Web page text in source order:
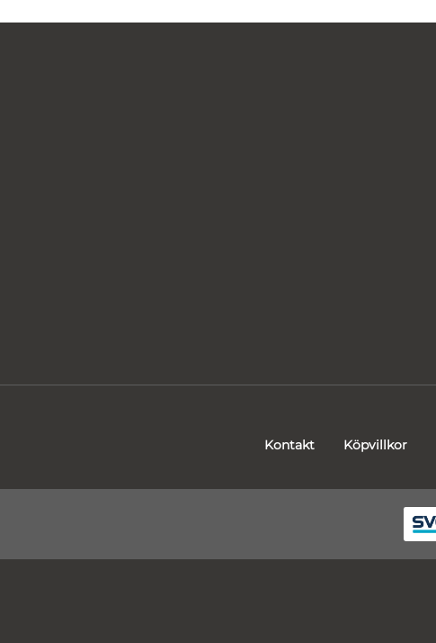
Kontakt Köpvillkor